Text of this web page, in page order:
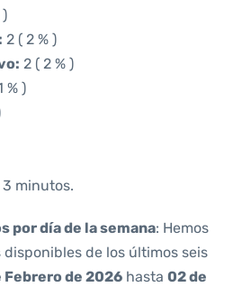
2 ( 2 % )
2 ( 2 % )
% )
3 minutos.
por día de la semana: Hemos
de los últimos seis
Febrero de 2026 hasta 02 de